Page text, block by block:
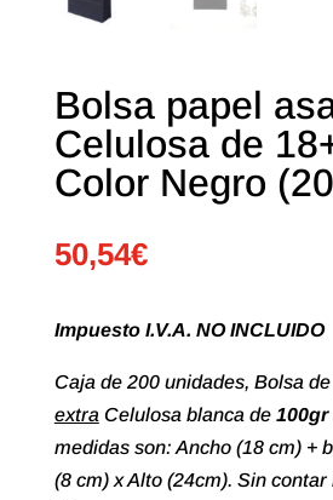
Bolsa papel
Celulosa de
Color Negro
50,54€
Impuesto I.V.A. NO INCLUIDO
Caja de 200 unidades, Bolsa
extra Celulosa blanca de 100gr
medidas son: Ancho (18 cm) +
(8 cm) x Alto (24cm). Sin